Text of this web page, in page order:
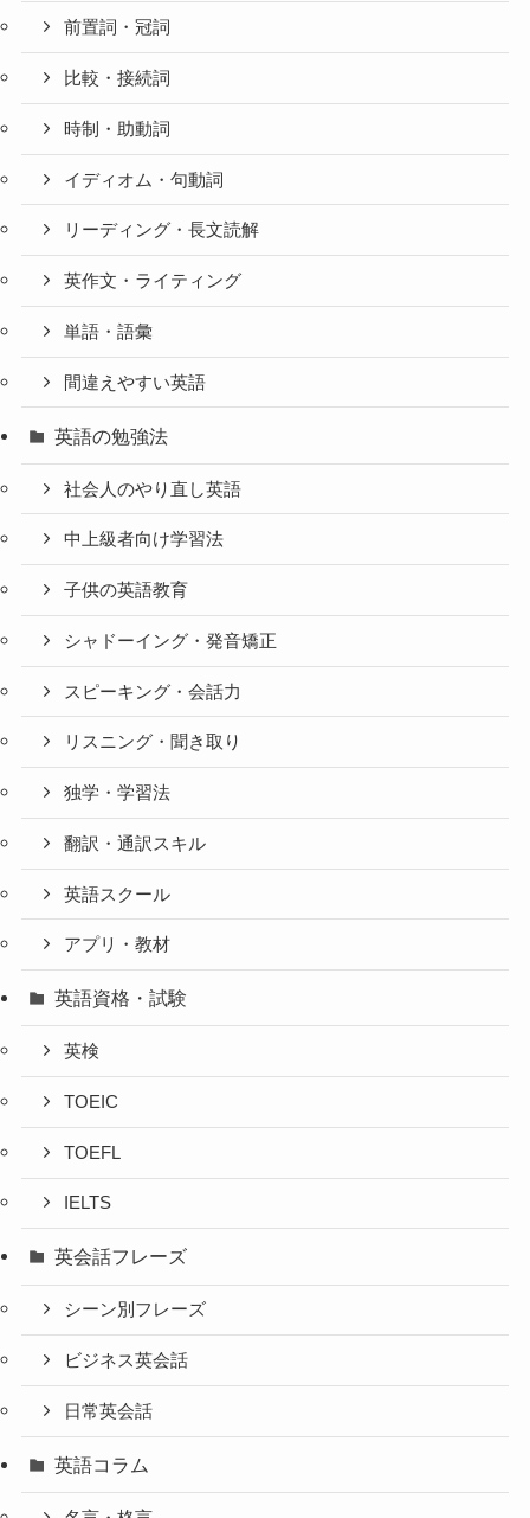
前置詞・冠詞
比較・接続詞
時制・助動詞
イディオム・句動詞
リーディング・長文読解
英作文・ライティング
単語・語彙
間違えやすい英語
英語の勉強法
社会人のやり直し英語
中上級者向け学習法
子供の英語教育
シャドーイング・発音矯正
スピーキング・会話力
リスニング・聞き取り
独学・学習法
翻訳・通訳スキル
英語スクール
アプリ・教材
英語資格・試験
英検
TOEIC
TOEFL
IELTS
英会話フレーズ
シーン別フレーズ
ビジネス英会話
日常英会話
英語コラム